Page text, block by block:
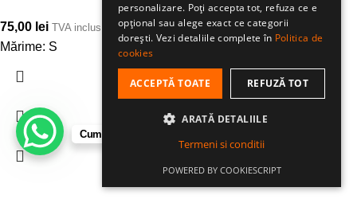
75,00 lei TVA inclus
Mărime: S
Cum te putem ajuta?
personalizare. Poți accepta tot, refuza ce e
opțional sau alege exact ce categorii
dorești. Vezi detaliile complete în Politica de
cookies
ACCEPTĂ TOATE REFUZĂ TOT
ARATĂ DETALIILE
Termeni si conditii
POWERED BY COOKIESCRIPT